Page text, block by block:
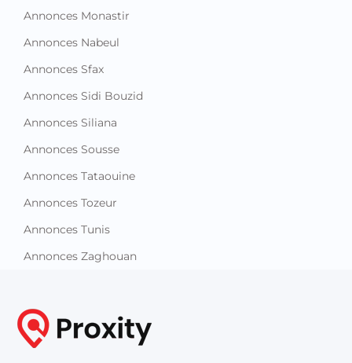
Annonces Monastir
Annonces Nabeul
Annonces Sfax
Annonces Sidi Bouzid
Annonces Siliana
Annonces Sousse
Annonces Tataouine
Annonces Tozeur
Annonces Tunis
Annonces Zaghouan